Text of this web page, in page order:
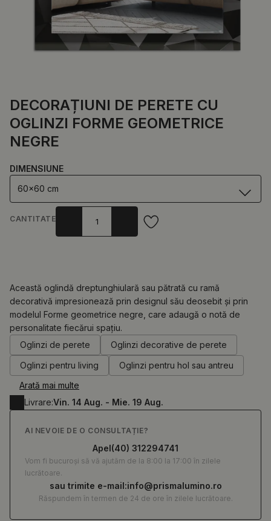
DECORAȚIUNI DE PERETE CU
OGLINZI FORME GEOMETRICE
NEGRE
DIMENSIUNE
60x60 cm
CANTITATE
0.00RON
Această oglindă dreptunghiulară sau pătrată cu ramă
decorativă impresionează prin designul său deosebit și prin
modelul Forme geometrice negre, care adaugă o notă de
personalitate fiecărui spațiu.
Oglinzi de perete
Oglinzi decorative de perete
Oglinzi pentru living
Oglinzi pentru hol sau antreu
Arată mai multe
Livrare:Vin. 14 Aug. - Mie. 19 Aug.
AI NEVOIE DE O CONSULTAȚIE?
Apel(40) 312294741
Vom fi bucuroși să vă ajutăm de la 8:00 la 17:00 în zilele
lucrătoare.
sau trimite e-mail:info@prismalumino.ro
Răspundem în termen de 24 de ore în zilele lucrătoare.